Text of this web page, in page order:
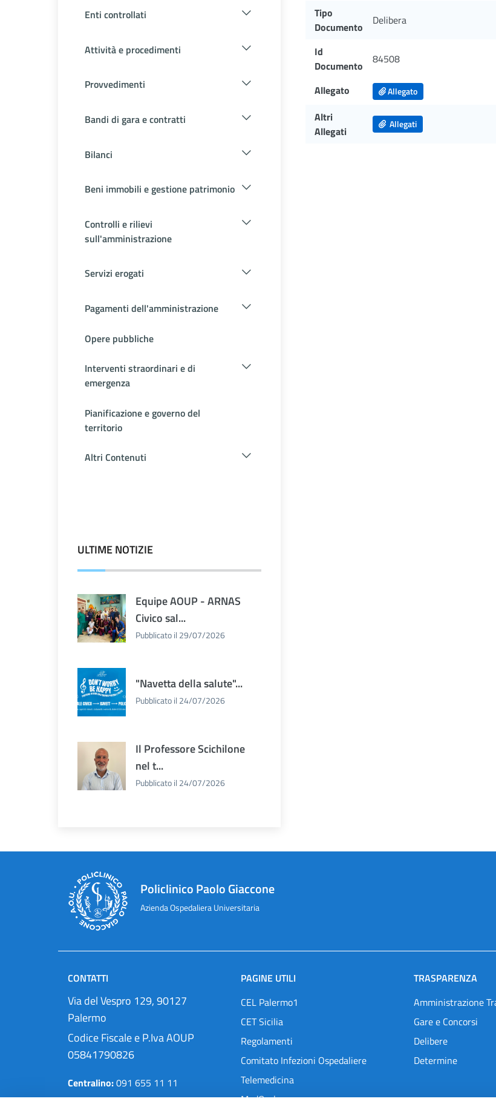
Enti controllati
Attività e procedimenti
Provvedimenti
Bandi di gara e contratti
Bilanci
Beni immobili e gestione patrimonio
Controlli e rilievi
sull'amministrazione
Servizi erogati
Pagamenti dell'amministrazione
Opere pubbliche
Interventi straordinari e di
emergenza
Pianificazione e governo del
territorio
Altri Contenuti
ULTIME NOTIZIE
Equipe AOUP - ARNAS
Civico sal...
Pubblicato il 29/07/2026
"Navetta della salute"...
Pubblicato il 24/07/2026
Il Professore Scichilone
nel t...
Pubblicato il 24/07/2026
Tipo
Documento
Delibera
Id
Documento
84508
Allegato Allegato
Altri
Allegati
Allegati
Policlinico Paolo Giaccone
Azienda Ospedaliera Universitaria
CONTATTI
Via del Vespro 129, 90127
Palermo
Codice Fiscale e P.Iva AOUP
05841790826
Centralino:091 655 11 11
Pec:protocollo@cert.policlinico.pa.it
PAGINE UTILI
CEL Palermo1
CET Sicilia
Regolamenti
Comitato Infezioni Ospedaliere
Telemedicina
MedOral
TRASPARENZA
Amministrazione
Gare e Concorsi
Delibere
Determine